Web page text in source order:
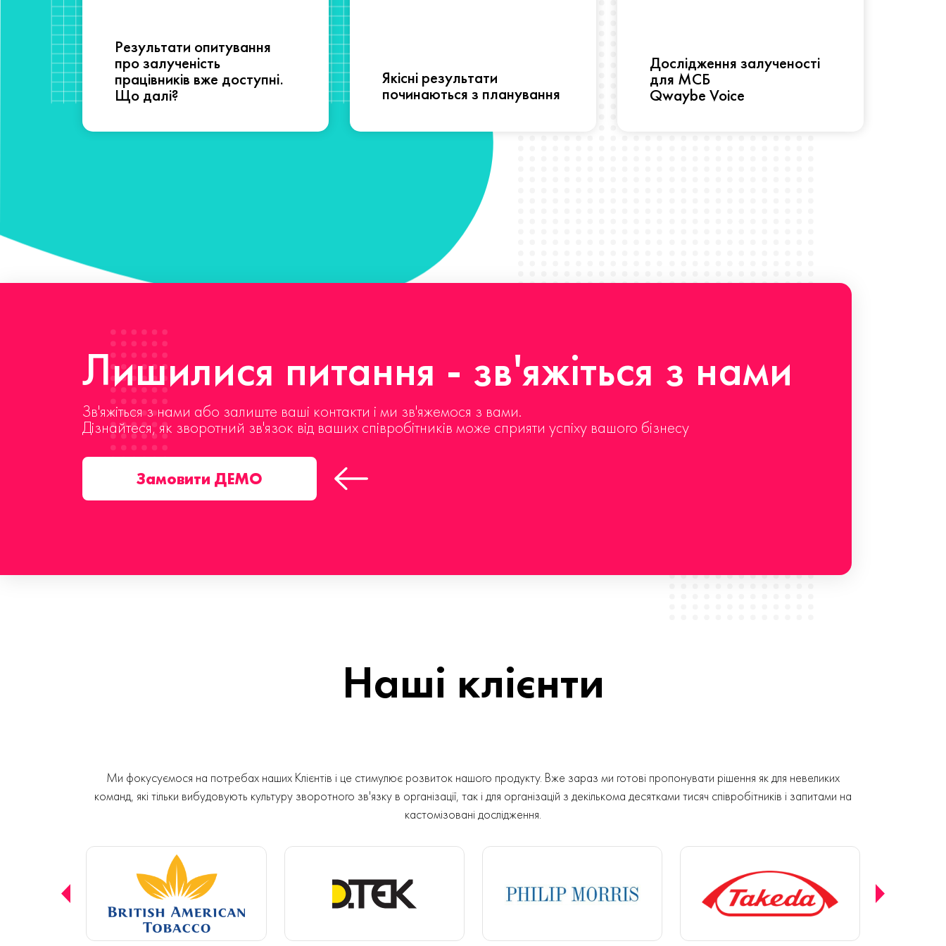
Результати опитування
про залученість
працівників вже доступні.
Що далі?
Якісні результати
починаються з планування
Дослідження залученості
для МСБ
Qwaybe Voice
Лишилися питання - зв'яжіться з нами
Зв'яжіться з нами або залиште ваші контакти і ми зв'яжемося з вами.
Дізнайтеся, як зворотний зв'язок від ваших співробітників може сприяти успіху вашого бізнесу
Замовити ДЕМО
Наші клієнти
Ми фокусуємося на потребах наших Клієнтів і це стимулює розвиток нашого продукту. Вже зараз ми готові пропонувати рішення як для невеликих
команд, які тільки вибудовують культуру зворотного зв'язку в організації, так і для організацій з декількома десятками тисяч співробітників і запитами на
кастомізовані дослідження.